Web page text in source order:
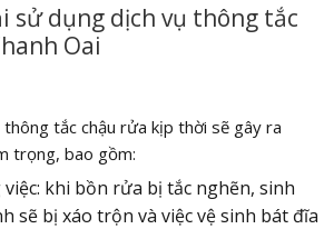
sử dụng dịch vụ thông tắc
Oai
thông tắc chậu rửa kịp thời sẽ gây ra
trọng, bao gồm:
khi bồn rửa bị tắc nghẽn, sinh
sẽ bị xáo trộn và việc vệ sinh bát đĩa